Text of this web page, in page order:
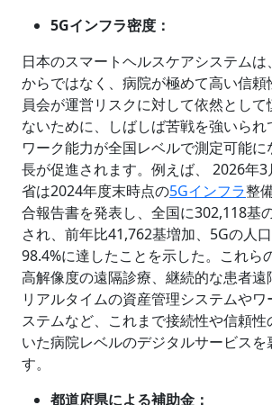
5Gインフラ密度：
日本のスマートヘルスケアシステム
からではなく、病院が極めて高い信
員会が運営リスクに対して依然として
ないために、しばしば苦戦を強いられ
ワーク能力が全国レベルで測定可能
長が促進されます。例えば、 2026年
省は2024年度末時点の5Gインフラ整
合報告書を発表し、全国に302,118基
され、前年比41,762基増加、5Gの人
98.4%に達したことを示した。これら
高解像度の遠隔診療、継続的な患者遠
リアルタイムの資産管理システムや
ステムなど、これまで接続性や信頼性
いた病院レベルのデジタルサービス
す。
都道府県による補助金：